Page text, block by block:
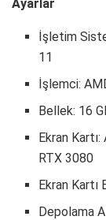
Ayarlar
İşletim
11
İşlemci:
Bellek: 16
Ekran
RTX 3080
Ekran Kartı
Depolama